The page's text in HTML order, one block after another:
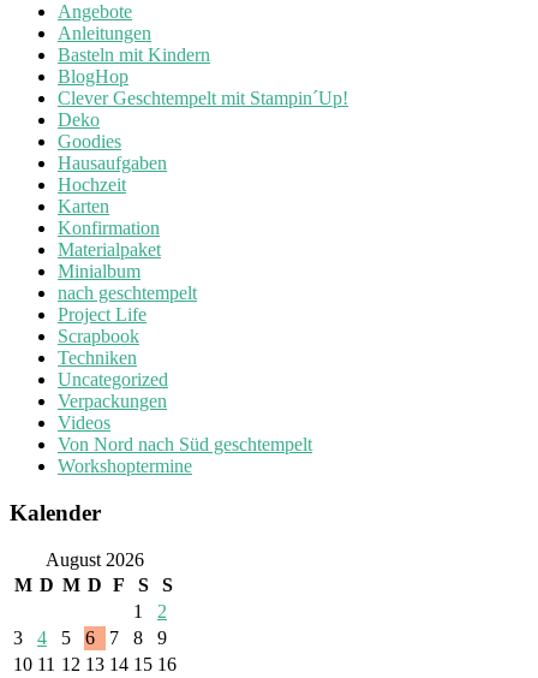
Angebote
Anleitungen
Basteln mit Kindern
BlogHop
Clever Geschtempelt mit Stampin´Up!
Deko
Goodies
Hausaufgaben
Hochzeit
Karten
Konfirmation
Materialpaket
Minialbum
nach geschtempelt
Project Life
Scrapbook
Techniken
Uncategorized
Verpackungen
Videos
Von Nord nach Süd geschtempelt
Workshoptermine
Kalender
August 2026
M D M D F S
S
1
2
3
4 5 6 7 8
9
10 11 12 13 14 15 16